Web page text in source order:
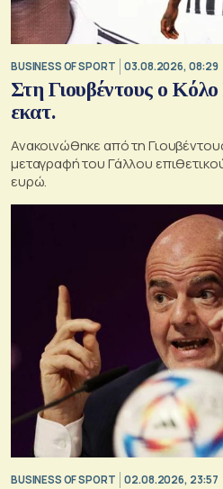
BUSINESS OF SPORT 03.08.2026, 08:29
Στη Γιουβέντους ο
εκατ.
Ανακοινώθηκε από τη
μεταγραφή του Γάλλου
ευρώ.
BUSINESS OF SPORT 02.08.2026, 23:57